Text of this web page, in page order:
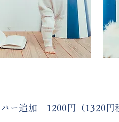
パー追加 1200円（1320円